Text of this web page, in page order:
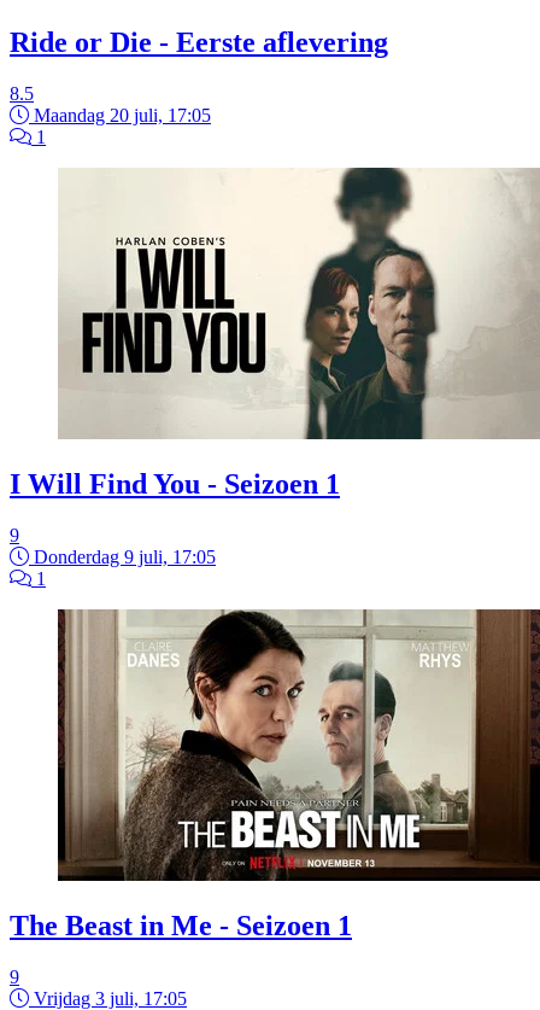
Ride or Die - Eerste aflevering
8.5
Maandag 20 juli, 17:05
1
I Will Find You - Seizoen 1
9
Donderdag 9 juli, 17:05
1
The Beast in Me - Seizoen 1
9
Vrijdag 3 juli, 17:05